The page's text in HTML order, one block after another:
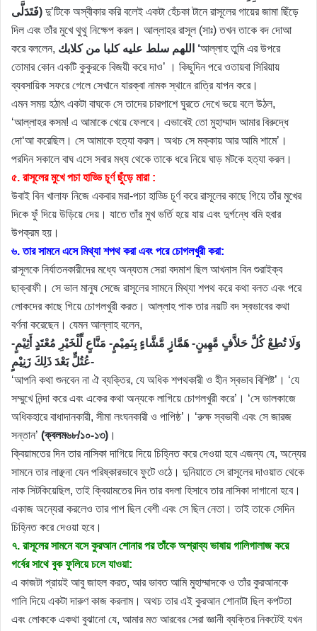
فَتَدَلَّى) দু’টিকে অস্বীকার করি বলেই একটা হেঁচকা টানে রাসূলের গায়ের জামা ছিঁড়ে
দিল এবং তাঁর মুখে থুথু নিক্ষেপ করল। আল্লাহর রাসূল (সাঃ) তখন তাকে বদ দোআ
করে বললেন,
اللهم سلط عليه كلبا من كلابك ‘আল্লাহ তুমি এর উপরে
তোমার কোন একটি কুকুরকে বিজয়ী করে দাও’ । কিছুদিন পরে ওতায়বা সিরিয়ায়
ব্যবসায়িক সফরে গেলে সেখানে যারক্বা নামক স্থানে রাত্রি যাপন করে।
এমন সময় হঠাৎ একটা বাঘকে সে তাদের চারপাশে ঘুরতে দেখে ভয়ে বলে উঠল,
‘আল্লাহর কসম! এ আমাকে খেয়ে ফেলবে। এভাবেই তো মুহাম্মাদ আমার বিরুদ্ধে
দো‘আ করেছিল। সে আমাকে হত্যা করল। অথচ সে মক্কায় আর আমি শামে’।
পরদিন সকালে বাঘ এসে সবার মধ্য থেকে তাকে ধরে নিয়ে ঘাড় মটকে হত্যা করল।
৫. রাসূলের মুখে পচা হাড্ডি চূর্ণ ছুঁড়ে মারা :
উবাই বিন খালাফ নিজে একবার মরা-পচা হাড্ডি চূর্ণ করে রাসূলের কাছে গিয়ে তাঁর মুখের
দিকে ফুঁ দিয়ে উড়িয়ে দেয়। যাতে তাঁর মুখ ভর্তি হয়ে যায় এবং দুর্গন্ধে বমি হবার
উপক্রম হয়।
৬. তার সামনে এসে মিথ্যা শপথ করা এবং পরে চোগলখুরী করা:
রাসূলকে নির্যাতনকারীদের মধ্যে অন্যতম সেরা বদমাশ ছিল আখনাস বিন শুরাইক্ব
ছাক্বাফী। সে ভাল মানুষ সেজে রাসূলের সামনে মিথ্যা শপথ করে কথা বলত এবং পরে
লোকদের কাছে গিয়ে চোগলখুরী করত। আল্লাহ পাক তার নয়টি বদ স্বভাবের কথা
বর্ণনা করেছেন। যেমন আল্লাহ বলেন,
وَلَا تُطِعْ كُلَّ حَلاَّفٍ مَّهِينٍ- هَمَّازٍ مَّشَّاءٍ بِنَمِيْمٍ- مَنَّاعٍ لِّلْخَيْرِ مُعْتَدٍ أَثِيْمٍ-
عُتُلٍّ بَعْدَ ذَلِكَ زَنِيْمٍ-
‘আপনি কথা শুনবেন না ঐ ব্যক্তির, যে অধিক শপথকারী ও হীন স্বভাব বিশিষ্ট’। ‘যে
সম্মুখে নিন্দা করে এবং একের কথা অন্যকে লাগিয়ে চোগলখুরী করে’। ‘সে ভালকাজে
অধিকহারে বাধাদানকারী, সীমা লংঘনকারী ও পাপিষ্ঠ’। ‘রুক্ষ স্বভাবী এবং সে জারজ
সন্তান’ (ক্বলম৬৮/১০-১৩) ।
ক্বিয়ামতের দিন তার নাসিকা দাগিয়ে দিয়ে চিহ্নিত করে দেওয়া হবে এজন্য যে, অন্যের
সামনে তার লাঞ্ছনা যেন পরিষ্কারভাবে ফুটে ওঠে। দুনিয়াতে সে রাসূলের দাওয়াত থেকে
নাক সিটকিয়েছিল, তাই ক্বিয়ামতের দিন তার বদলা হিসাবে তার নাসিকা দাগানো হবে।
একাজ অন্যেরা করলেও তার পাপ ছিল বেশী এবং সে ছিল নেতা। তাই তাকে সেদিন
চিহ্নিত করে দেওয়া হবে।
৭. রাসূলের সামনে বসে কুরআন শোনার পর তাঁকে অশ্রাব্য ভাষায় গালিগালাজ করে
গর্বের সাথে বুক ফুলিয়ে চলে যাওয়া:
এ কাজটা প্রায়ই আবু জাহল করত, আর ভাবত আমি মুহাম্মাদকে ও তাঁর কুরআনকে
গালি দিয়ে একটা দারুণ কাজ করলাম। অথচ তার এই কুরআন শোনাটা ছিল কপটতা
এবং লোককে একথা বুঝানো যে, আমার মত আরবের সেরা জ্ঞানী ব্যক্তির নিকটেই যখন